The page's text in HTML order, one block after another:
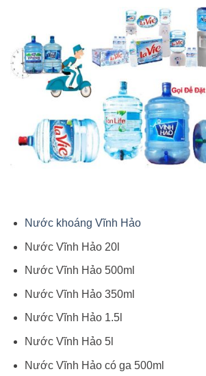
Nước khoáng Vĩnh Hảo
Nước Vĩnh Hảo 20l
Nước Vĩnh Hảo 500ml
Nước Vĩnh Hảo 350ml
Nước Vĩnh Hảo 1.5l
Nước Vĩnh Hảo 5l
Nước Vĩnh Hảo có ga 500ml